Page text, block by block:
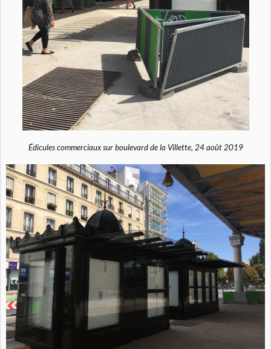
Édicules commerciaux sur boulevard de la Villette, 24 août 2019